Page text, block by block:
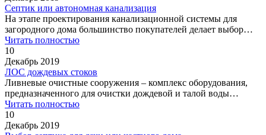
Септик или автономная канализация
На этапе проектирования канализационной системы для
загородного дома большинство покупателей делает выбор…
Читать полностью
10
Декабрь 2019
ЛОС дождевых стоков
Ливневые очистные сооружения – комплекс оборудования,
предназначенного для очистки дождевой и талой воды…
Читать полностью
10
Декабрь 2019